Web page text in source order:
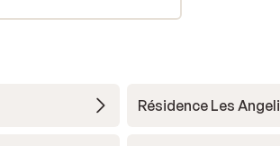
Résidence Les